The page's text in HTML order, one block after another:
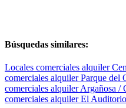
Búsquedas similares:
Locales comerciales alquiler
comerciales alquiler Parque del
comerciales alquiler Argañosa /
comerciales alquiler El